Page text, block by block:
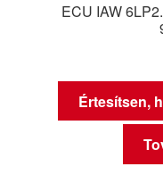
ECU IAW
Értesítsen,